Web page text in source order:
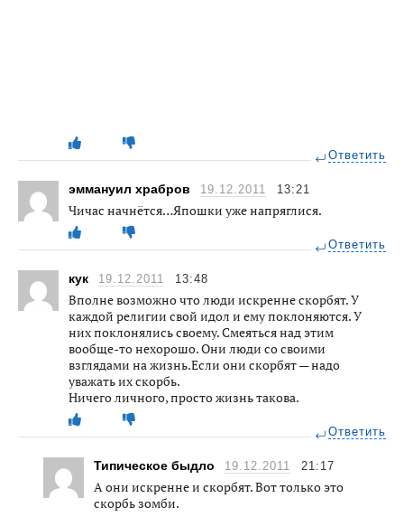
Ответить
эммануил храбров 19.12.2011 13:21
Чичас начнётся…Япошки уже напряглися.
Ответить
кук 19.12.2011 13:48
Вполне возможно что люди искренне скорбят. У
каждой религии свой идол и ему поклоняются. У
них поклонялись своему. Смеяться над этим
вообще-то нехорошо. Они люди со своими
взглядами на жизнь.Если они скорбят — надо
уважать их скорбь.
Ничего личного, просто жизнь такова.
Ответить
Типическое быдло 19.12.2011 21:17
А они искренне и скорбят. Вот только это
скорбь зомби.